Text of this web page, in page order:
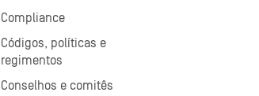
Compliance
Códigos, políticas e
regimentos
Conselhos e comitês